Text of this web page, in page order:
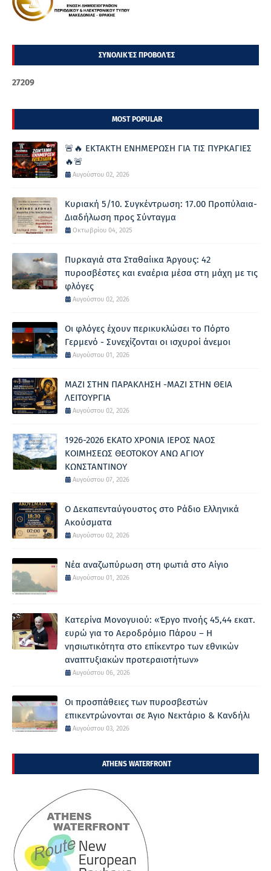
ΣΥΝΟΛΙΚΈΣ ΠΡΟΒΟΛΈΣ
27209
MOST POPULAR
🚨🔥 ΕΚΤΑΚΤΗ ΕΝΗΜΕΡΩΣΗ ΓΙΑ ΤΙΣ ΠΥΡΚΑΓΙΕΣ
🔥🚨
Αυγούστου 02, 2026
Κυριακή 5/10. Συγκέντρωση: 17.00 Προπύλαια-
Διαδήλωση προς Σύνταγμα
Οκτωβρίου 04, 2025
Πυρκαγιά στα Σταθαίικα Άργους: 42
πυροσβέστες και εναέρια μέσα στη μάχη με τις
φλόγες
Αυγούστου 02, 2026
Οι φλόγες έχουν περικυκλώσει το Πόρτο
Γερμενό - Συνεχίζονται οι ισχυροί άνεμοι
Αυγούστου 01, 2026
ΜΑΖΙ ΣΤΗΝ ΠΑΡΑΚΛΗΣΗ -ΜΑΖΙ ΣΤΗΝ ΘΕΙΑ
ΛΕΙΤΟΥΡΓΙΑ
Αυγούστου 02, 2026
1926-2026 ΕΚΑΤΟ ΧΡΟΝΙΑ ΙΕΡΟΣ ΝΑΟΣ
ΚΟΙΜΗΣΕΩΣ ΘΕΟΤΟΚΟΥ ΑΝΩ ΑΓΙΟΥ
ΚΩΝΣΤΑΝΤΙΝΟΥ
Αυγούστου 07, 2026
Ο Δεκαπενταύγουστος στο Ράδιο Ελληνικά
Ακούσματα
Αυγούστου 02, 2026
Νέα αναζωπύρωση στη φωτιά στο Αίγιο
Αυγούστου 01, 2026
Κατερίνα Μονογυιού: «Έργο πνοής 45,44 εκατ.
ευρώ για το Αεροδρόμιο Πάρου – Η
νησιωτικότητα στο επίκεντρο των εθνικών
αναπτυξιακών προτεραιοτήτων»
Αυγούστου 06, 2026
Οι προσπάθειες των πυροσβεστών
επικεντρώνονται σε Άγιο Νεκτάριο & Κανδήλι
Αυγούστου 03, 2026
ATHENS WATERFRONT